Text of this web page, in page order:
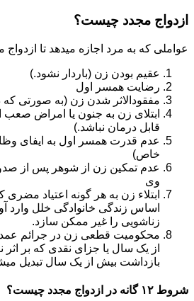
ازدواج مجدد چیست؟
عواملی که به مرد اجازه میدهد تا ازدواج
عقیم بودن زن (باردار نشود.)
رضایت همسر اول
مفقودالاثر شدن زن (به صورتی که
ابتلای زن به جنون یا امراض صعب
قابل درمان نباشد.)
عدم قدرت همسر اول به ایفای
خاص)
عدم تمکین زن از شوهر پس از
وی
ابتلاء زن به هر گونه اعتیاد
اساس زندگی خانوادگی خلل وارد
زناشویی را غیر ممکن سازد.
محکومیت قطعی زن در جرائم
از یک سال یا جزای نقدی که بر اثر
بازداشت بیش از یک سال تبدیل می‎شود،است.
شروط ۱۲ گانه در ازدواج مجدد چیست؟